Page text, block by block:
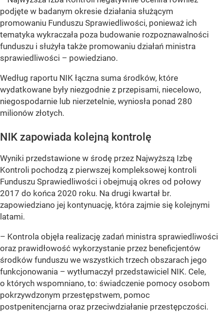
podjęte w badanym okresie działania służącym
promowaniu Funduszu Sprawiedliwości, ponieważ ich
tematyka wykraczała poza budowanie rozpoznawalności
funduszu i służyła także promowaniu działań ministra
sprawiedliwości – powiedziano.
Według raportu NIK łączna suma środków, które
wydatkowane były niezgodnie z przepisami, niecelowo,
niegospodarnie lub nierzetelnie, wyniosła ponad 280
milionów złotych.
NIK zapowiada kolejną kontrolę
Wyniki przedstawione w środę przez Najwyższą Izbę
Kontroli pochodzą z pierwszej kompleksowej kontroli
Funduszu Sprawiedliwości i obejmują okres od połowy
2017 do końca 2020 roku. Na drugi kwartał br.
zapowiedziano jej kontynuację, która zajmie się kolejnymi
latami.
– Kontrola objęła realizację zadań ministra sprawiedliwości
oraz prawidłowość wykorzystanie przez beneficjentów
środków funduszu we wszystkich trzech obszarach jego
funkcjonowania – wytłumaczył przedstawiciel NIK. Cele,
o których wspomniano, to: świadczenie pomocy osobom
pokrzywdzonym przestępstwem, pomoc
postpenitencjarna oraz przeciwdziałanie przestępczości.